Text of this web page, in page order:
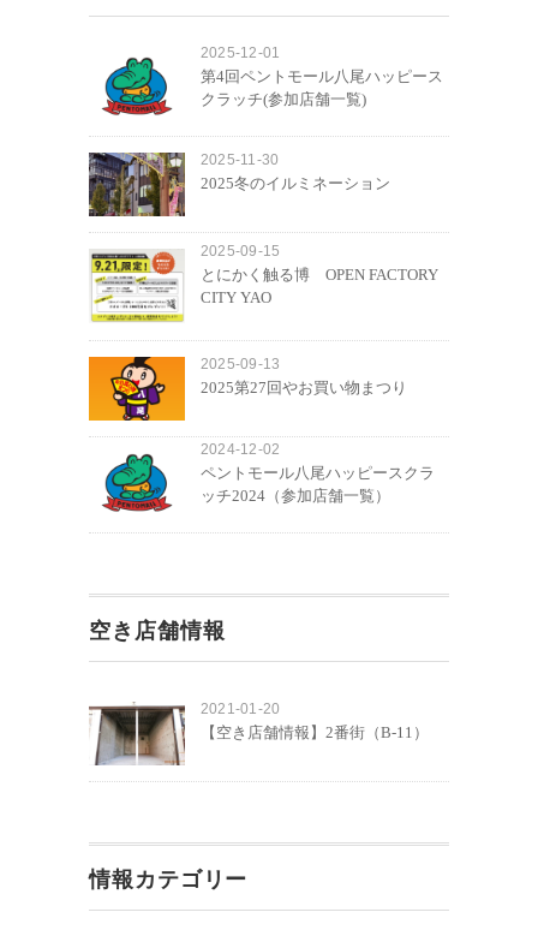
2025-12-01
第4回ペントモール八尾ハッピース
クラッチ(参加店舗一覧)
2025-11-30
2025冬のイルミネーション
2025-09-15
とにかく触る博 OPEN FACTORY
CITY YAO
2025-09-13
2025第27回やお買い物まつり
2024-12-02
ペントモール八尾ハッピースクラ
ッチ2024（参加店舗一覧）
空き店舗情報
2021-01-20
【空き店舗情報】2番街（B-11）
情報カテゴリー